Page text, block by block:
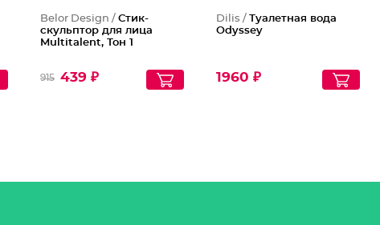
Belor Design / Стик-
скульптор для лица
Multitalent, Тон 1
915 439 ₽
Dilis / Туалетная вода
Odyssey
1960 ₽